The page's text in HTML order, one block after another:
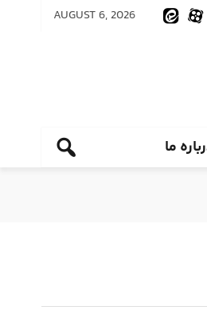
AUGUST 6, 2026
ما